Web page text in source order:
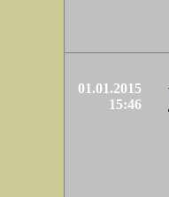
01.01.2015
15:46